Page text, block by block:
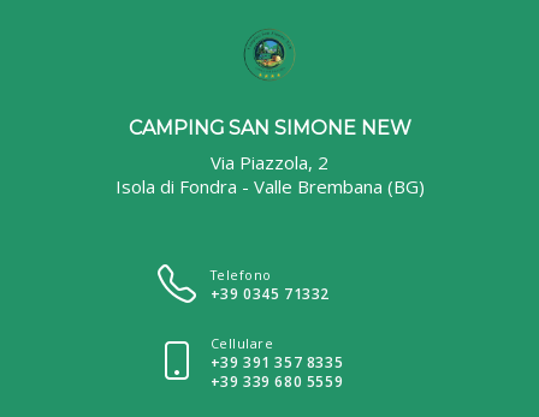
CAMPING SAN SIMONE NEW
Via Piazzola, 2
Isola di Fondra - Valle Brembana (BG)
Telefono
+39 0345 71332
Cellulare
+39 391 357 8335
+39 339 680 5559